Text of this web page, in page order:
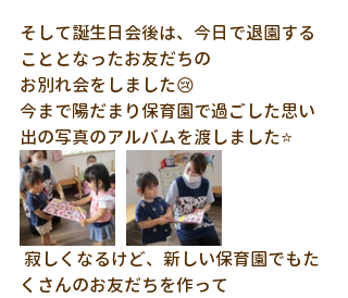
そして誕生日会後は、今日で退園する
こととなったお友だちの
お別れ会をしました😢
今まで陽だまり保育園で過ごした思い
出の写真のアルバムを渡しました⭐
くさんのお友だちを作って